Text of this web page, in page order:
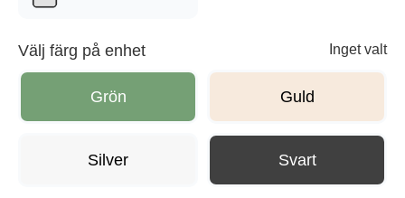
Välj färg på enhet Inget valt
Grön Guld
Silver Svart